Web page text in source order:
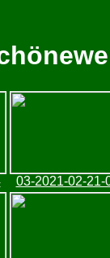
03-2021-02-21-